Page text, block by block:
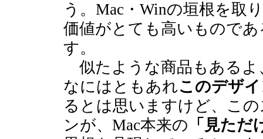
う。Mac・Winの垣根を取
価値がとても高いもので
す。
似たような商品もあるよ
なにはともあれこのデザ
るとは思いますけど、こ
ンが、Mac本来の 「見た